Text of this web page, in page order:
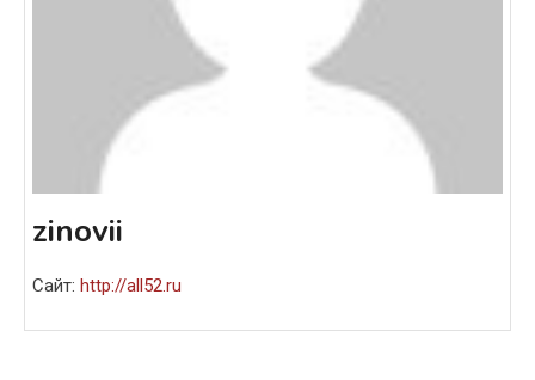
zinovii
Сайт: http://all52.ru